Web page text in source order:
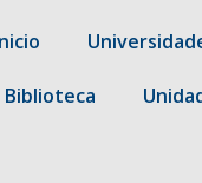
Biblioteca